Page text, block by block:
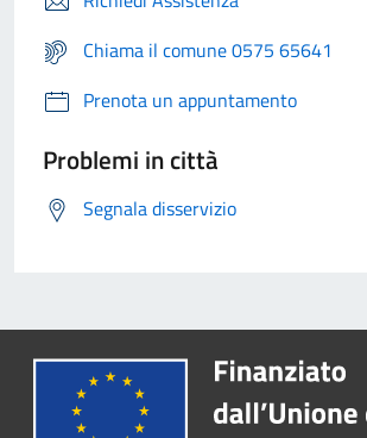
Chiama il comune 0575 65641
Prenota un appuntamento
Problemi in città
Segnala disservizio